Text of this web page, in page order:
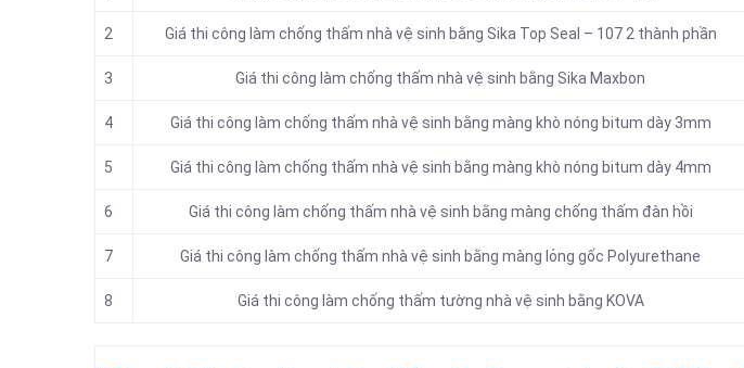
2 Giá thi công làm chống thấm nhà vệ sinh bằng Sika Top Seal – 107 2 thành phần
3 Giá thi công làm chống thấm nhà vệ sinh bằng Sika Maxbon
4 Giá thi công làm chống thấm nhà vệ sinh bằng màng khò nóng bitum dày 3mm
5 Giá thi công làm chống thấm nhà vệ sinh bằng màng khò nóng bitum dày 4mm
6 Giá thi công làm chống thấm nhà vệ sinh bằng màng chống thấm đàn hồi
7 Giá thi công làm chống thấm nhà vệ sinh bằng màng lỏng gốc Polyurethane
8 Giá thi công làm chống thấm tường nhà vệ sinh bằng KOVA